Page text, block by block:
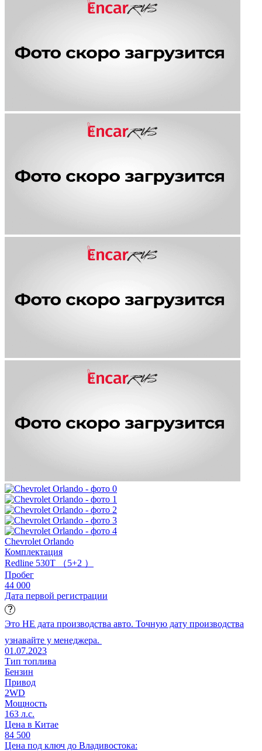
Chevrolet Orlando
Комплектация
Redline 530T （5+2 ）
Пробег
44 000
Дата первой регистрации
Это НЕ дата производства авто. Точную дату производства
узнавайте у менеджера.
01.07.2023
Тип топлива
Бензин
Привод
2WD
Мощность
163 л.с.
Цена в Китае
84 500
Цена под ключ до Владивостока: